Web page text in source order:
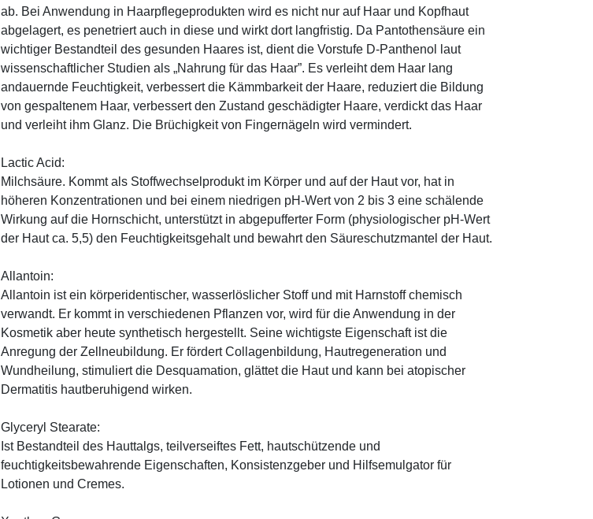
ab. Bei Anwendung in Haarpflegeprodukten wird es nicht nur auf Haar und Kopfhaut
abgelagert, es penetriert auch in diese und wirkt dort langfristig. Da Pantothensäure ein
wichtiger Bestandteil des gesunden Haares ist, dient die Vorstufe D-Panthenol laut
wissenschaftlicher Studien als „Nahrung für das Haar”. Es verleiht dem Haar lang
andauernde Feuchtigkeit, verbessert die Kämmbarkeit der Haare, reduziert die Bildung
von gespaltenem Haar, verbessert den Zustand geschädigter Haare, verdickt das Haar
und verleiht ihm Glanz. Die Brüchigkeit von Fingernägeln wird vermindert.
Lactic Acid:
Milchsäure. Kommt als Stoffwechselprodukt im Körper und auf der Haut vor, hat in
höheren Konzentrationen und bei einem niedrigen pH-Wert von 2 bis 3 eine schälende
Wirkung auf die Hornschicht, unterstützt in abgepufferter Form (physiologischer pH-Wert
der Haut ca. 5,5) den Feuchtigkeitsgehalt und bewahrt den Säureschutzmantel der Haut.
Allantoin:
Allantoin ist ein körperidentischer, wasserlöslicher Stoff und mit Harnstoff chemisch
verwandt. Er kommt in verschiedenen Pflanzen vor, wird für die Anwendung in der
Kosmetik aber heute synthetisch hergestellt. Seine wichtigste Eigenschaft ist die
Anregung der Zellneubildung. Er fördert Collagenbildung, Hautregeneration und
Wundheilung, stimuliert die Desquamation, glättet die Haut und kann bei atopischer
Dermatitis hautberuhigend wirken.
Glyceryl Stearate:
Ist Bestandteil des Hauttalgs, teilverseiftes Fett, hautschützende und
feuchtigkeitsbewahrende Eigenschaften, Konsistenzgeber und Hilfsemulgator für
Lotionen und Cremes.